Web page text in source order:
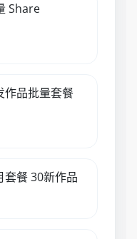
Share
作品批量套餐
餐 30新作品